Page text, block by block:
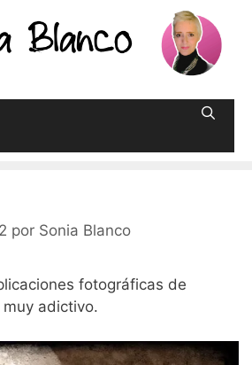
por Sonia Blanco
fotográficas de
adictivo.